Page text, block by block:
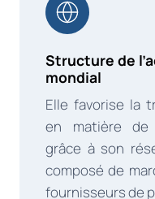
Structure de
mondial
Elle favorise la
en matière de
grâce à son
composé de
fournisseurs de